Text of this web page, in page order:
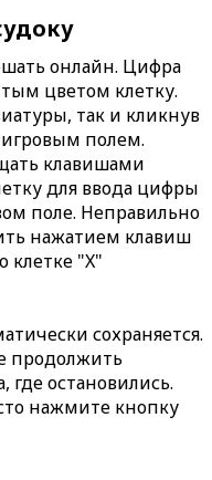
онлайн. Цифра
цветом клетку.
так и кликнув
полем.
клавишами
для ввода цифры
поле. Неправильно
нажатием клавиш
клетке "X"
сохраняется.
продолжить
где остановились.
нажмите кнопку